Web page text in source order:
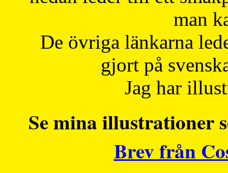
man
De övriga länkarna
gjort på
Jag har
Se mina illustrationer
Brev från